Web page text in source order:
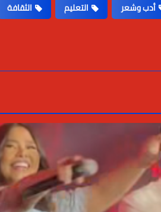
أدب وشعر التعليم الثقافة